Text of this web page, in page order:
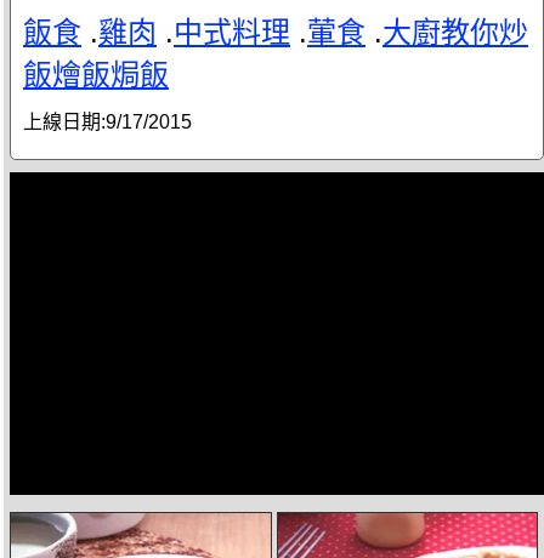
飯食 .雞肉 .中式料理 .葷食 .大廚教你炒
飯燴飯焗飯
上線日期:9/17/2015